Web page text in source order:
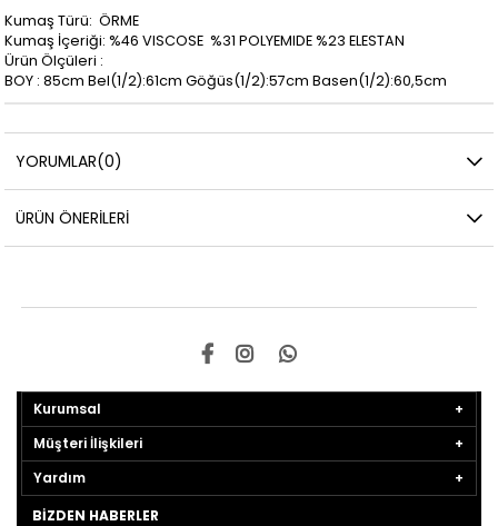
Kumaş Türü: ÖRME
Kumaş İçeriği: %46 VISCOSE %31 POLYEMIDE %23 ELESTAN
Ürün Ölçüleri :
BOY : 85cm Bel(1/2):61cm Göğüs(1/2):57cm Basen(1/2):60,5cm
YORUMLAR(0)
ÜRÜN ÖNERILERI
Kurumsal
Müşteri İlişkileri
Yardım
BIZDEN HABERLER